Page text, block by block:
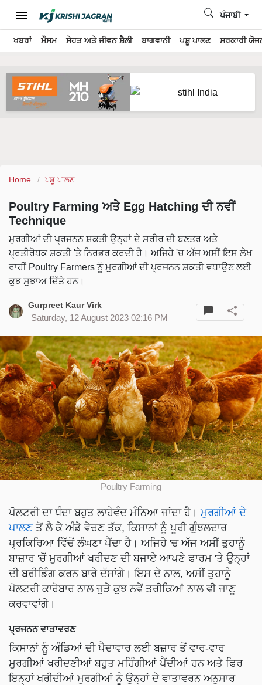
ਖਬਰਾਂ ਮੌਸਮ ਸੇਹਤ ਅਤੇ ਜੀਵਨ ਸ਼ੈਲੀ ਬਾਗਵਾਨੀ ਪਸ਼ੂ ਪਾਲਣ ਸਰਕਾਰੀ
ਪੰਜਾਬੀ
Home ਪਸ਼ੂ ਪਾਲਣ
Poultry Farming ਅਤੇ Egg Hatching ਦੀ ਨਵੀਂ
Technique
ਮੁਰਗੀਆਂ ਦੀ ਪ੍ਰਜਨਨ ਸ਼ਕਤੀ ਉਨ੍ਹਾਂ ਦੇ ਸਰੀਰ ਦੀ ਬਣਤਰ ਅਤੇ
ਪ੍ਰਤੀਰੋਧਕ ਸ਼ਕਤੀ 'ਤੇ ਨਿਰਭਰ ਕਰਦੀ ਹੈ। ਅਜਿਹੇ 'ਚ ਅੱਜ ਅਸੀਂ ਇਸ ਲੇਖ
ਰਾਹੀਂ Poultry Farmers ਨੂੰ ਮੁਰਗੀਆਂ ਦੀ ਪ੍ਰਜਨਨ ਸ਼ਕਤੀ ਵਧਾਉਣ ਲਈ
ਕੁਝ ਸੁਝਾਅ ਦਿੱਤੇ ਹਨ।
Gurpreet Kaur Virk
Saturday, 12 August 2023 02:16 PM
Poultry Farming
ਪੋਲਟਰੀ ਦਾ ਧੰਦਾ ਬਹੁਤ ਲਾਹੇਵੰਦ ਮੰਨਿਆ ਜਾਂਦਾ ਹੈ। ਮੁਰਗੀਆਂ ਦੇ
ਪਾਲਣ ਤੋਂ ਲੈ ਕੇ ਅੰਡੇ ਵੇਚਣ ਤੱਕ, ਕਿਸਾਨਾਂ ਨੂੰ ਪੂਰੀ ਗੁੰਝਲਦਾਰ
ਪ੍ਰਕਿਰਿਆ ਵਿੱਚੋਂ ਲੰਘਣਾ ਪੈਂਦਾ ਹੈ। ਅਜਿਹੇ 'ਚ ਅੱਜ ਅਸੀਂ ਤੁਹਾਨੂੰ
ਬਾਜ਼ਾਰ 'ਚੋਂ ਮੁਰਗੀਆਂ ਖਰੀਦਣ ਦੀ ਬਜਾਏ ਆਪਣੇ ਫਾਰਮ 'ਤੇ ਉਨ੍ਹਾਂ
ਦੀ ਬਰੀਡਿੰਗ ਕਰਨ ਬਾਰੇ ਦੱਸਾਂਗੇ। ਇਸ ਦੇ ਨਾਲ, ਅਸੀਂ ਤੁਹਾਨੂੰ
ਪੋਲਟਰੀ ਕਾਰੋਬਾਰ ਨਾਲ ਜੁੜੇ ਕੁਝ ਨਵੇਂ ਤਰੀਕਿਆਂ ਨਾਲ ਵੀ ਜਾਣੂ
ਕਰਵਾਵਾਂਗੇ।
ਪ੍ਰਜਨਨ ਵਾਤਾਵਰਣ
ਕਿਸਾਨਾਂ ਨੂੰ ਅੰਡਿਆਂ ਦੀ ਪੈਦਾਵਾਰ ਲਈ ਬਜ਼ਾਰ ਤੋਂ ਵਾਰ-ਵਾਰ
ਮੁਰਗੀਆਂ ਖਰੀਦਣੀਆਂ ਬਹੁਤ ਮਹਿੰਗੀਆਂ ਪੈਂਦੀਆਂ ਹਨ ਅਤੇ ਫਿਰ
ਇਨ੍ਹਾਂ ਖਰੀਦੀਆਂ ਮੁਰਗੀਆਂ ਨੂੰ ਉਨ੍ਹਾਂ ਦੇ ਵਾਤਾਵਰਨ ਅਨੁਸਾਰ